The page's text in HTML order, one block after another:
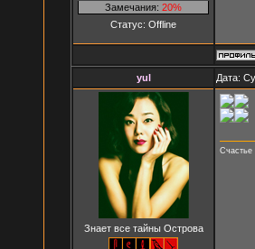
Замечания: 20%
Статус: Offline
yul Дата:
Знает все тайны Острова
Счастье